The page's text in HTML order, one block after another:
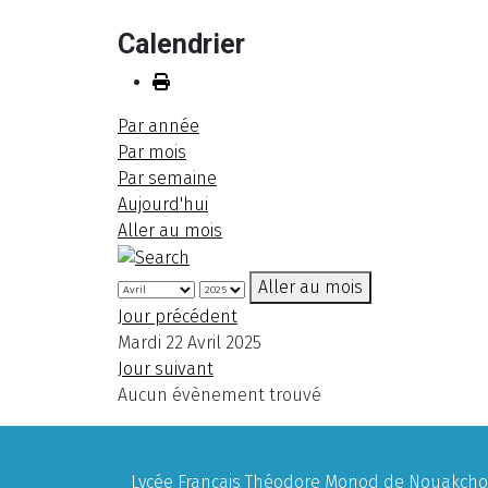
Calendrier
Par année
Par mois
Par semaine
Aujourd'hui
Aller au mois
Aller au mois
Jour précédent
Mardi 22 Avril 2025
Jour suivant
Aucun évènement trouvé
Lycée Français Théodore Monod de